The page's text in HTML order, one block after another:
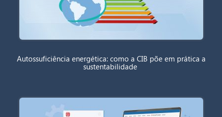
Autossuficiência energética: como a CIB põe em prática a
sustentabilidade